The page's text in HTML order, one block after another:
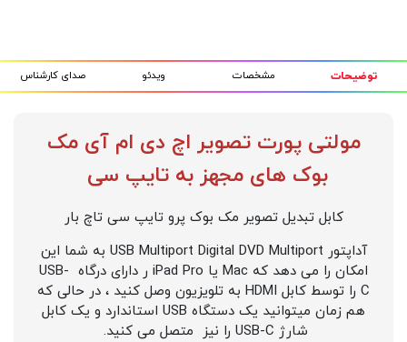
توضیحات مشخصات ویدئو صدای کارشناس
مولتی پورت تصویر اچ دی ام آی مک
بوک های مجهز به تایپ سی
کابل تبدیل تصویر مک بوک پرو تایپ سی تاچ بار
آداپتور USB Multiport Digital DVD Multiport به شما این
امکان را می دهد که Mac یا iPad Pro ر دارای درگاه USB-
C را توسط کابل HDMI به تلویزیون وصل کنید ، در حالی که
هم زمان میتوانید یک دستگاه USB استاندارد و یک کابل
شارژ USB-C را نیز متصل می کنید.